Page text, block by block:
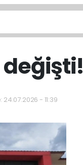
değişti!
- 11:39